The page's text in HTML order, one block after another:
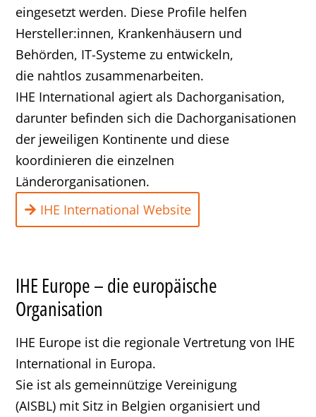
eingesetzt werden. Diese Profile helfen
Hersteller:innen, Krankenhäusern und
Behörden, IT-Systeme zu entwickeln,
die nahtlos zusammenarbeiten.
IHE International agiert als Dachorganisation,
darunter befinden sich die Dachorganisationen
der jeweiligen Kontinente und diese
koordinieren die einzelnen
Länderorganisationen.
IHE International Website
IHE Europe – die europäische
Organisation
IHE Europe ist die regionale Vertretung von IHE
International in Europa.
Sie ist als gemeinnützige Vereinigung
(AISBL) mit Sitz in Belgien organisiert und